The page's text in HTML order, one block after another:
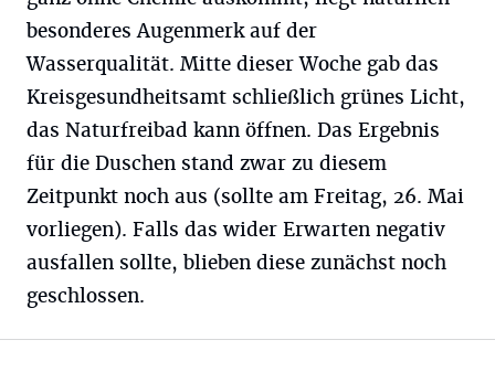
besonderes Augenmerk auf der
Wasserqualität. Mitte dieser Woche gab das
Kreisgesundheitsamt schließlich grünes Licht,
das Naturfreibad kann öffnen. Das Ergebnis
für die Duschen stand zwar zu diesem
Zeitpunkt noch aus (sollte am Freitag, 26. Mai
vorliegen). Falls das wider Erwarten negativ
ausfallen sollte, blieben diese zunächst noch
geschlossen.